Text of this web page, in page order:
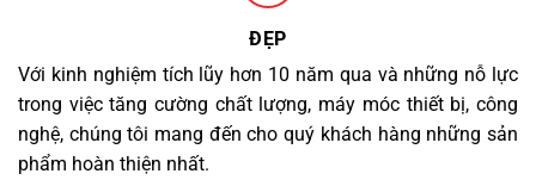
ĐẸP
Với kinh nghiệm tích lũy hơn 10 năm qua và những nỗ lực
trong việc tăng cường chất lượng, máy móc thiết bị, công
nghệ, chúng tôi mang đến cho quý khách hàng những sản
phẩm hoàn thiện nhất.